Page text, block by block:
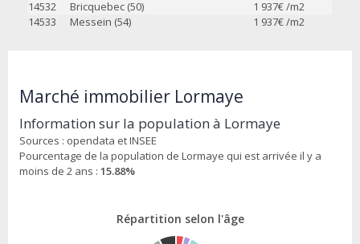
14532 Bricquebec (50) 1 937€ /m2
14533
Messein (54) 1 937€ /m2
Marché immobilier Lormaye
Information sur la population à Lormaye
Sources : opendata et INSEE
Pourcentage de la population de Lormaye qui est arrivée il y a
moins de 2 ans : 15.88%
Répartition selon l'âge